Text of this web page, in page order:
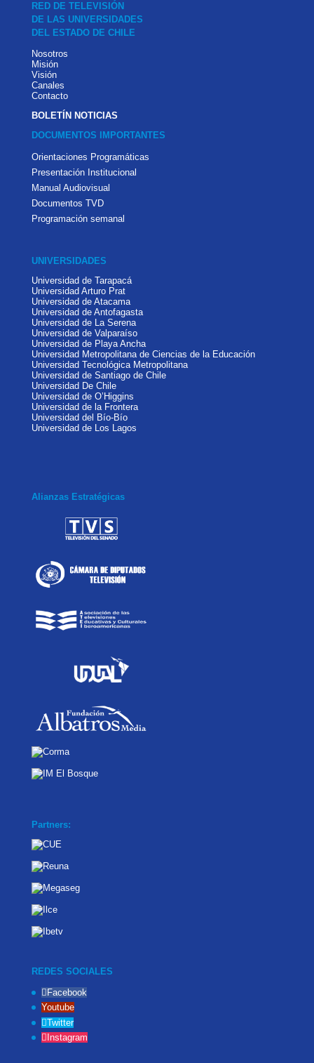
RED DE TELEVISIÓN
DE LAS UNIVERSIDADES
DEL ESTADO DE CHILE
Nosotros
Misión
Visión
Canales
Contacto
BOLETÍN NOTICIAS
DOCUMENTOS IMPORTANTES
Orientaciones Programáticas
Presentación Institucional
Manual Audiovisual
Documentos TVD
Programación semanal
UNIVERSIDADES
Universidad de Tarapacá
Universidad Arturo Prat
Universidad de Atacama
Universidad de Antofagasta
Universidad de La Serena
Universidad de Valparaíso
Universidad de Playa Ancha
Universidad Metropolitana de Ciencias de la Educación
Universidad Tecnológica Metropolitana
Universidad de Santiago de Chile
Universidad De Chile
Universidad de O’Higgins
Universidad de la Frontera
Universidad del Bío-Bío
Universidad de Los Lagos
Alianzas Estratégicas
Partners:
REDES SOCIALES
Facebook
Youtube
Twitter
Instagram